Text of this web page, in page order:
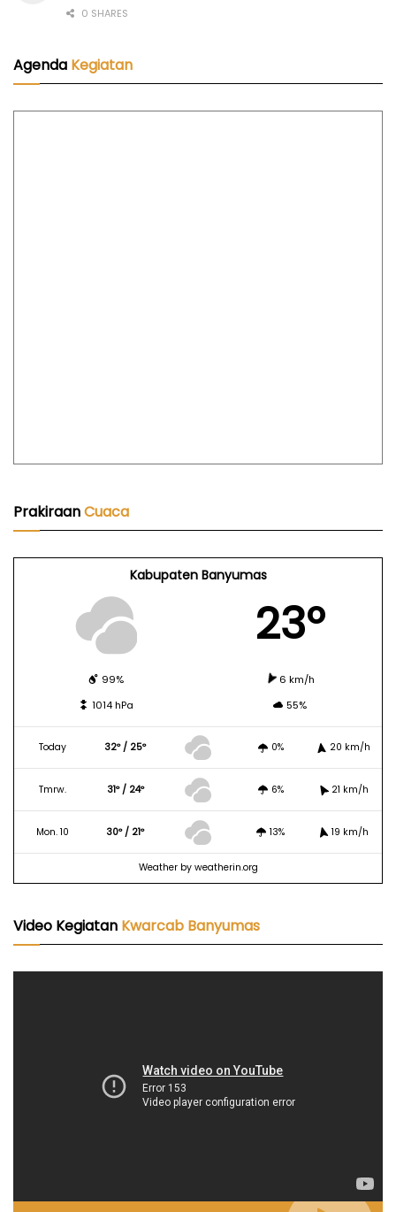
0 SHARES
Agenda Kegiatan
PrakiraanCuaca
Kabupaten Banyumas
23º
99%
6 km/h
1014 hPa
55%
Today 32º / 25º 0% 20 km/h
Tmrw. 31º / 24º 6% 21 km/h
Mon. 10 30º / 21º 13% 19 km/h
Weatherby weatherin.org
Video Kegiatan Kwarcab Banyumas